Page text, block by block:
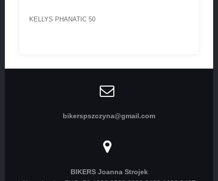
KELLYS PHANATIC 50
bikerspszczyna@gmail.com
BIKERS Joanna Strojek